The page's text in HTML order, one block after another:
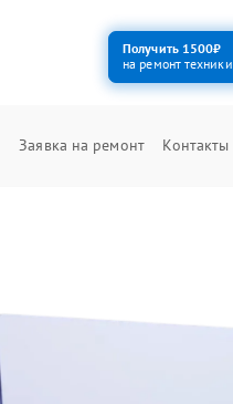
Получить 1500₽
на ремонт техники
Заявка на ремонт Контакты